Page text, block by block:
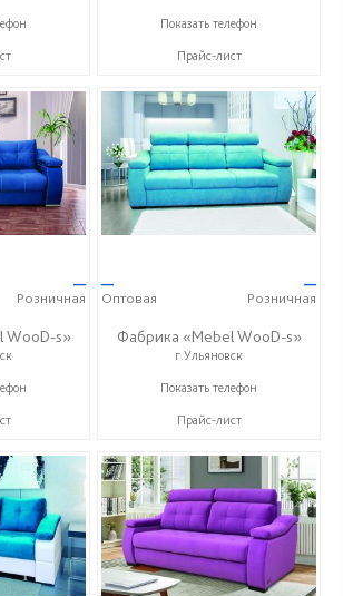
77
+7 (996) 219-29-77
Показать телефон
Прайс-лист
—
Розничная
WooD-s»
08
—
Оптовая
—
Розничная
Фабрика «Mebel WooD-s»
г.Ульяновск
+7 (906) 140-08-08
Показать телефон
Прайс-лист